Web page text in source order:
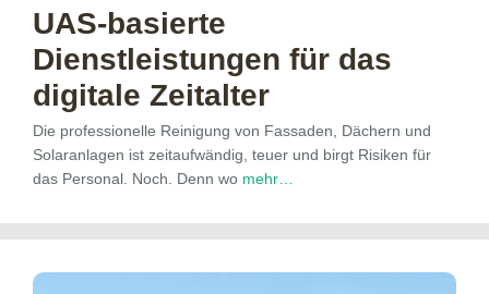
UAS-basierte
Dienstleistungen für das
digitale Zeitalter
Die professionelle Reinigung von Fassaden, Dächern und
Solaranlagen ist zeitaufwändig, teuer und birgt Risiken für
das Personal. Noch. Denn wo mehr…